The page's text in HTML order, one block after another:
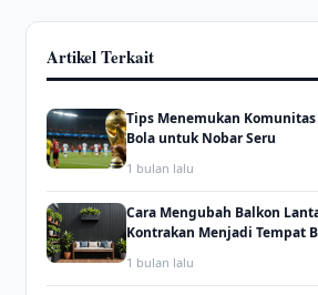
Artikel Terkait
Tips Menemukan
Bola untuk Nobar Seru
1 bulan lalu
Cara Mengubah Balkon
Kontrakan Menjadi Tempat
1 bulan lalu